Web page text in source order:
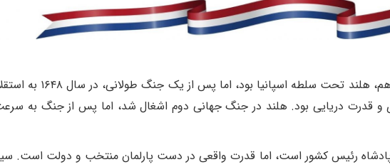
تاریخ هلند مملو از رویدادهای
و قدرت دریایی بود. هلند در جنگ جهانی دوم اشغال شد، اما پس از جنگ به
رئیس کشور است، اما قدرت واقعی در دست پارلمان منتخب و دولت است.